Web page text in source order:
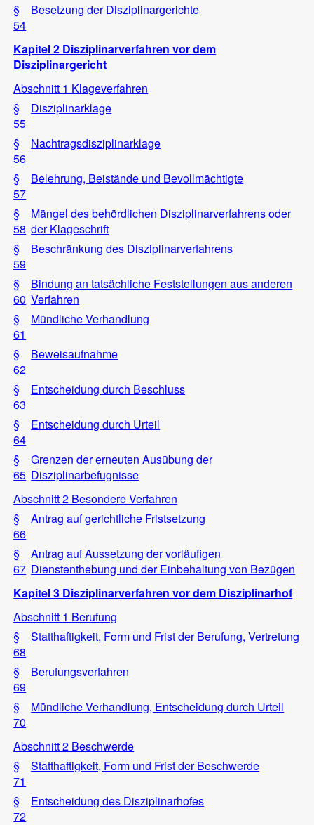
§
54
Besetzung der Disziplinargerichte
Kapitel 2 Disziplinarverfahren vor dem
Disziplinargericht
Abschnitt 1 Klageverfahren
§
55
Disziplinarklage
§
56
Nachtragsdisziplinarklage
§
57
Belehrung, Beistände und Bevollmächtigte
§
58
Mängel des behördlichen Disziplinarverfahrens oder
der Klageschrift
§
59
Beschränkung des Disziplinarverfahrens
§
60
Bindung an tatsächliche Feststellungen aus anderen
Verfahren
§
61
Mündliche Verhandlung
§
62
Beweisaufnahme
§
63
Entscheidung durch Beschluss
§
64
Entscheidung durch Urteil
§
65
Grenzen der erneuten Ausübung der
Disziplinarbefugnisse
Abschnitt 2 Besondere Verfahren
§
66
Antrag auf gerichtliche Fristsetzung
§
67
Antrag auf Aussetzung der vorläufigen
Dienstenthebung und der Einbehaltung von Bezügen
Kapitel 3 Disziplinarverfahren vor dem Disziplinarhof
Abschnitt 1 Berufung
§
68
Statthaftigkeit, Form und Frist der Berufung, Vertretung
§
69
Berufungsverfahren
§
70
Mündliche Verhandlung, Entscheidung durch Urteil
Abschnitt 2 Beschwerde
§
71
Statthaftigkeit, Form und Frist der Beschwerde
§
72
Entscheidung des Disziplinarhofes